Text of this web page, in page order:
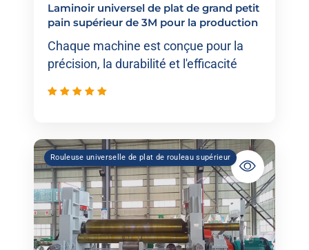
Laminoir universel de plat de grand petit
pain supérieur de 3M pour la production
Chaque machine est conçue pour la
précision, la durabilité et l'efficacité
Rouleuse universelle de plat de rouleau supérieur